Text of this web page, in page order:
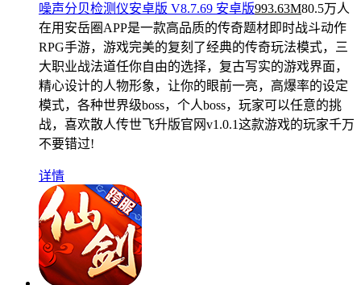
噪声分贝检测仪安卓版 V8.7.69 安卓版993.63M80.5万人
在用 安岳圈APP是一款高品质的传奇题材即时战斗动作
RPG手游，游戏完美的复刻了经典的传奇玩法模式，三
大职业战法道任你自由的选择，复古写实的游戏界面，
精心设计的人物形象，让你的眼前一亮，高爆率的设定
模式，各种世界级boss，个人boss，玩家可以任意的挑
战，喜欢散人传世飞升版官网v1.0.1这款游戏的玩家千万
不要错过!
详情